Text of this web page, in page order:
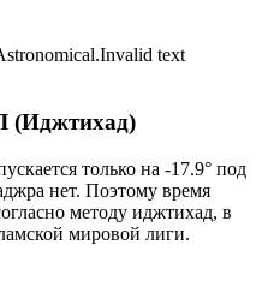
text
(Иджтихад)
только на -17.9° под
нет. Поэтому время
методу иджтихад, в
мировой лиги.